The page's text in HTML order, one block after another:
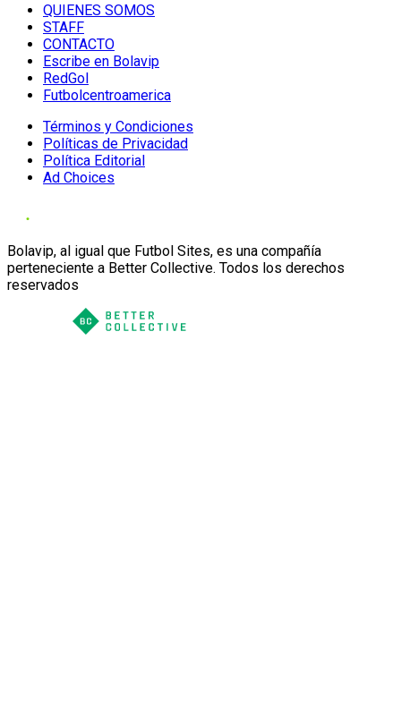
QUIENES SOMOS
STAFF
CONTACTO
Escribe en Bolavip
RedGol
Futbolcentroamerica
Términos y Condiciones
Políticas de Privacidad
Política Editorial
Ad Choices
Bolavip, al igual que Futbol Sites, es una compañía
perteneciente a Better Collective. Todos los derechos
reservados